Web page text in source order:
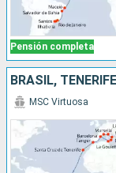
Pensión completa
MSC Virtuosa